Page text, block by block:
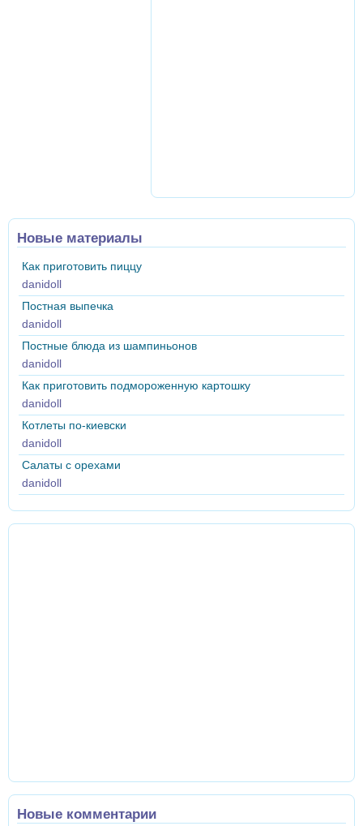
Новые материалы
Как приготовить пиццу
danidoll
Постная выпечка
danidoll
Постные блюда из шампиньонов
danidoll
Как приготовить подмороженную картошку
danidoll
Котлеты по-киевски
danidoll
Салаты с орехами
danidoll
Новые комментарии